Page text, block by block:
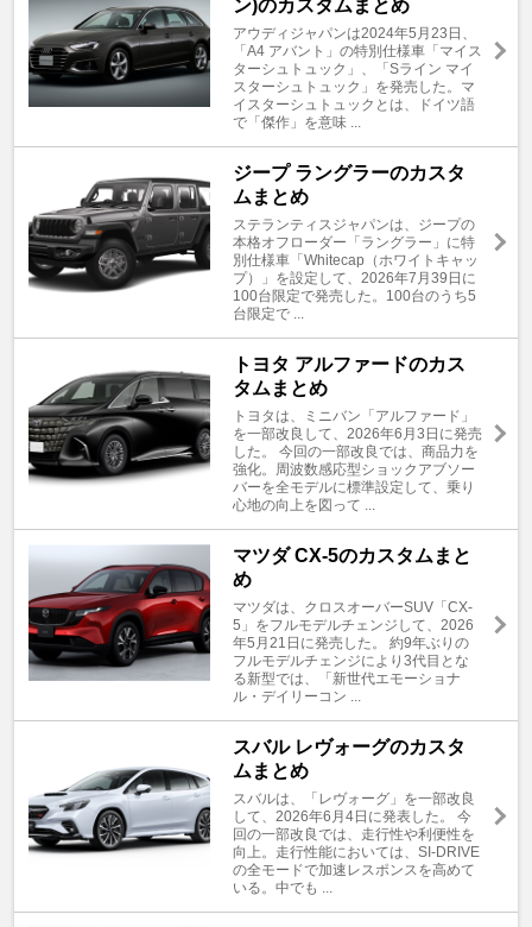
ン)のカスタムまとめ
アウディジャパンは2024年5月23日、
「A4 アバント」の特別仕様車「マイス
ターシュトュック」、「Sライン マイ
スターシュトュック」を発売した。マ
イスターシュトュックとは、ドイツ語
で「傑作」を意味 ...
ジープ ラングラーのカスタ
ムまとめ
ステランティスジャパンは、ジープの
本格オフローダー「ラングラー」に特
別仕様車「Whitecap（ホワイトキャッ
プ）」を設定して、2026年7月39日に
100台限定で発売した。100台のうち5
台限定で ...
トヨタ アルファードのカス
タムまとめ
トヨタは、ミニバン「アルファード」
を一部改良して、2026年6月3日に発売
した。 今回の一部改良では、商品力を
強化。周波数感応型ショックアブソー
バーを全モデルに標準設定して、乗り
心地の向上を図って ...
マツダ CX-5のカスタムまと
め
マツダは、クロスオーバーSUV「CX-
5」をフルモデルチェンジして、2026
年5月21日に発売した。 約9年ぶりの
フルモデルチェンジにより3代目とな
る新型では、「新世代エモーショナ
ル・デイリーコン ...
スバル レヴォーグのカスタ
ムまとめ
スバルは、「レヴォーグ」を一部改良
して、2026年6月4日に発表した。 今
回の一部改良では、走行性や利便性を
向上。走行性能においては、SI-DRIVE
の全モードで加速レスポンスを高めて
いる。中でも ...